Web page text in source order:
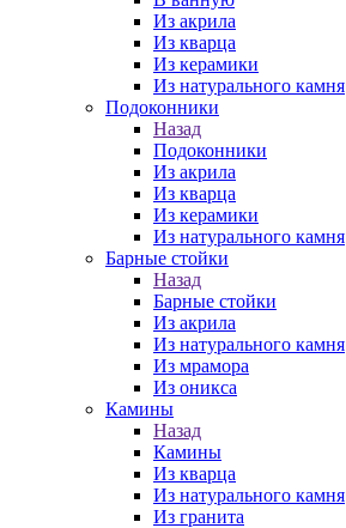
Из акрила
Из кварца
Из керамики
Из натурального камня
Подоконники
Назад
Подоконники
Из акрила
Из кварца
Из керамики
Из натурального камня
Барные стойки
Назад
Барные стойки
Из акрила
Из натурального камня
Из мрамора
Из оникса
Камины
Назад
Камины
Из кварца
Из натурального камня
Из гранита